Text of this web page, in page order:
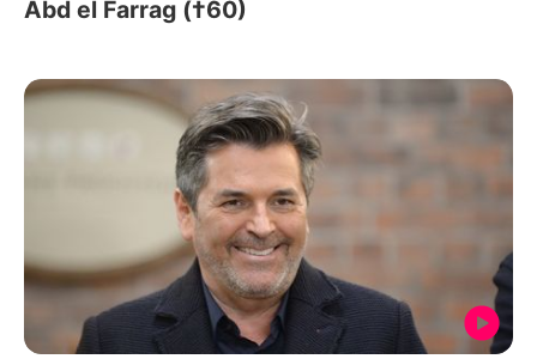
Abd el Farrag (†60)